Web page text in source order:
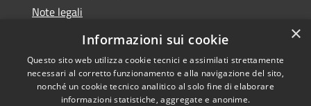
Note legali
Dichiarazione di accessibilità
×
Informazioni sui cookie
Questo sito web utilizza cookie tecnici e assimilati strettamente
necessari al corretto funzionamento e alla navigazione del sito,
nonché un cookie tecnico analitico al solo fine di elaborare
informazioni statistiche, aggregate e anonime.